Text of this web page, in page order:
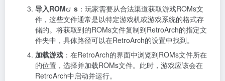
导入ROM s ：玩家需要从合法渠道获取游戏ROMs文
件，这些文件通常是以特定游戏机或游戏系统的格式存
储的。将获取到的ROMs文件复制到RetroArch的指定文
件夹中，具体路径可以在RetroArch的设置中找到。
加载游戏 ：在RetroArch的界面中浏览到ROMs文件所在
的位置，选择并加载ROMs文件。此时，游戏应该会在
RetroArch中启动并运行。